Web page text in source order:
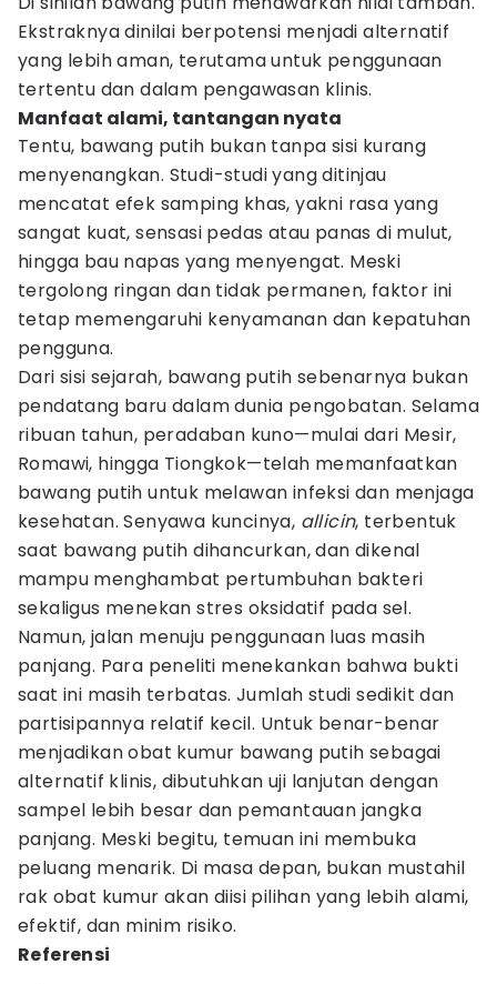
Ekstraknya dinilai berpotensi menjadi alternatif
yang lebih aman, terutama untuk penggunaan
tertentu dan dalam pengawasan klinis.
Manfaat alami, tantangan nyata
Tentu, bawang putih bukan tanpa sisi kurang
menyenangkan. Studi-studi yang ditinjau
mencatat efek samping khas, yakni rasa yang
sangat kuat, sensasi pedas atau panas di mulut,
hingga bau napas yang menyengat. Meski
tergolong ringan dan tidak permanen, faktor ini
tetap memengaruhi kenyamanan dan kepatuhan
pengguna.
Dari sisi sejarah, bawang putih sebenarnya bukan
pendatang baru dalam dunia pengobatan. Selama
ribuan tahun, peradaban kuno—mulai dari Mesir,
Romawi, hingga Tiongkok—telah memanfaatkan
bawang putih untuk melawan infeksi dan menjaga
kesehatan. Senyawa kuncinya, allicin, terbentuk
saat bawang putih dihancurkan, dan dikenal
mampu menghambat pertumbuhan bakteri
sekaligus menekan stres oksidatif pada sel.
Namun, jalan menuju penggunaan luas masih
panjang. Para peneliti menekankan bahwa bukti
saat ini masih terbatas. Jumlah studi sedikit dan
partisipannya relatif kecil. Untuk benar-benar
menjadikan obat kumur bawang putih sebagai
alternatif klinis, dibutuhkan uji lanjutan dengan
sampel lebih besar dan pemantauan jangka
panjang. Meski begitu, temuan ini membuka
peluang menarik. Di masa depan, bukan mustahil
rak obat kumur akan diisi pilihan yang lebih alami,
efektif, dan minim risiko.
Referensi